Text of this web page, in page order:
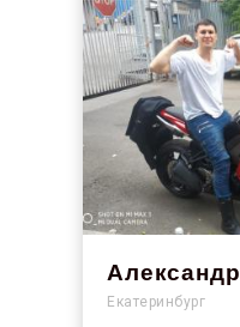
Александр
Екатеринбург